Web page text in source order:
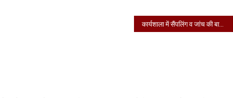
कार्यशाला में सैंपलिंग व जांच की बारीकिया सीखेंगे प्रतिभागी